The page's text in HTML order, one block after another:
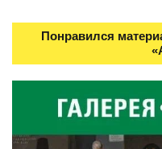
Понравился